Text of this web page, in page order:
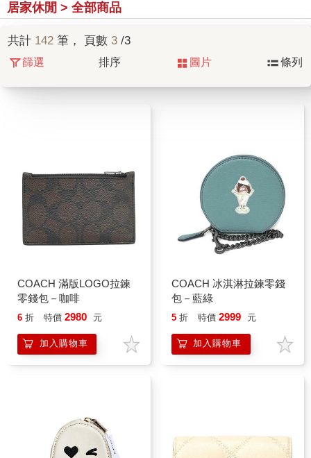
居家休閒 > 全部商品
共計 142 筆， 頁數 3 /3
篩選 排序 圖片 條列
COACH 滿版LOGO拉鍊
零錢包－咖啡
6 折 特價 2980 元
加入購物車
COACH 冰淇淋拉鍊零錢
包－藍綠
5 折 特價 2999 元
加入購物車